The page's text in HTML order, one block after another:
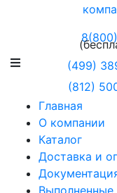
(499)
(812)
Главная
О компании
Каталог
Доставка и
Выполненные